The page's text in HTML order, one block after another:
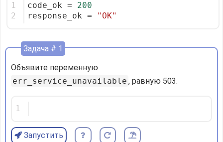
летающий
цирк!
Резюмируем
1
2
code_ok = 200
response_ok =
"OK"
Объявите переменную
err_service_unavailable , равную 503.
1
Задача # 1
Запустить